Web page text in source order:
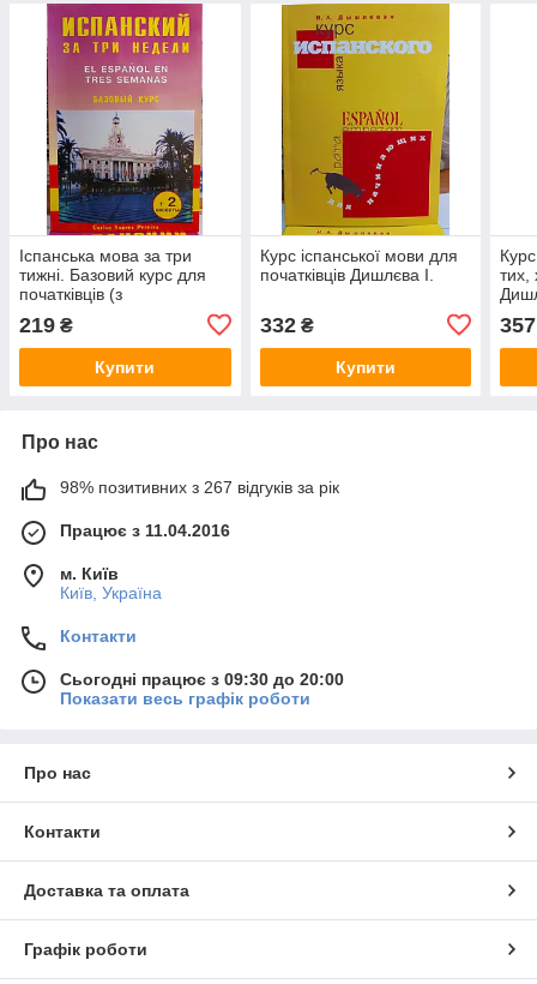
Іспанська мова за три
тижні. Базовий курс для
початківців (з
219 ₴
Купити
Курс іспанської мови для
початківців Дишлєва І.
332₴
Купити
тих,
357
Про нас
98% позитивних з 267 відгуків за рік
Працює з 11.04.2016
м. Київ
Київ, Україна
Контакти
Сьогодні працює з 09:30 до 20:00
Показати весь графік роботи
Про нас
Контакти
Доставка та оплата
Графік роботи